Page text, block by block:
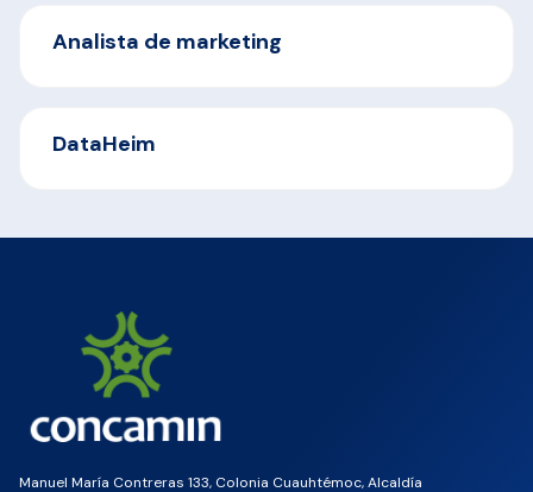
Analista de marketing
DataHeim
Manuel María Contreras 133, Colonia Cuauhtémoc, Alcaldía